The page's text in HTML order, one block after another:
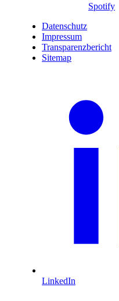
Spotify
Datenschutz
Impressum
Transparenzbericht
Sitemap
LinkedIn